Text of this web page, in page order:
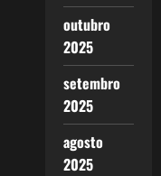
outubro
2025
setembro
2025
agosto
2025